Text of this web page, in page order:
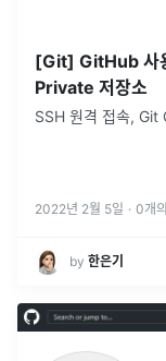
[Git] GitHub 사
Private 저장소
SSH 원격 접속,
2022년 2월 5일 · 0개
by 한은기